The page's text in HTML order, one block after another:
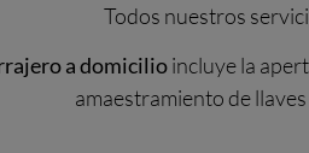
Todos nuestros
a domicilioincluye la
amaestramiento de